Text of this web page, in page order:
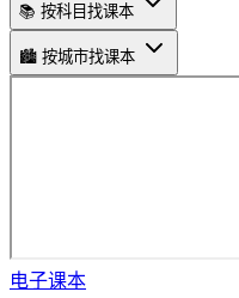
📚 按科目找课本
🏙️ 按城市找课本
电子课本